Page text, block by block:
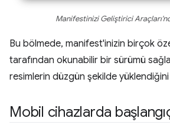
Manifestinizi Geliştirici
Bu bölmede, manifest'inizin birçok
tarafından okunabilir bir sürümü
resimlerin düzgün şekilde
Mobil cihazlarda